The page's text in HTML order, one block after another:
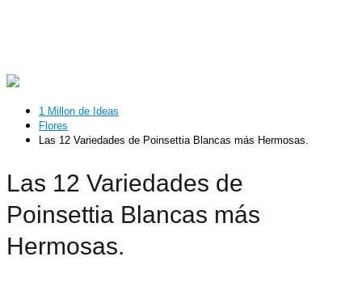
1 Millon de Ideas
Flores
Las 12 Variedades de Poinsettia Blancas más Hermosas.
Las 12 Variedades de
Poinsettia Blancas más
Hermosas.